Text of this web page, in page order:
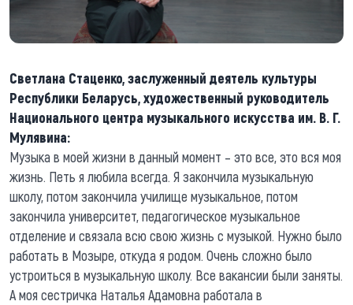
Светлана Стаценко, заслуженный деятель культуры
Республики Беларусь, художественный руководитель
Национального центра музыкального искусства им. В. Г.
Мулявина:
Музыка в моей жизни в данный момент – это все, это вся моя
жизнь. Петь я любила всегда. Я закончила музыкальную
школу, потом закончила училище музыкальное, потом
закончила университет, педагогическое музыкальное
отделение и связала всю свою жизнь с музыкой. Нужно было
работать в Мозыре, откуда я родом. Очень сложно было
устроиться в музыкальную школу. Все вакансии были заняты.
А моя сестричка Наталья Адамовна работала в